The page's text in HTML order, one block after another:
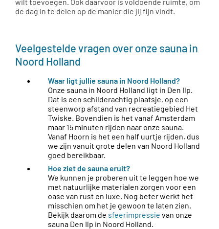
wilt toevoegen. Ook daarvoor is voldoende ruimte, om
de dag in te delen op de manier die jij fijn vindt.
Veelgestelde vragen over onze sauna in
Noord Holland
Waar ligt jullie sauna in Noord Holland?
Onze sauna in Noord Holland ligt in Den Ilp.
Dat is een schilderachtig plaatsje, op een
steenworp afstand van recreatiegebied Het
Twiske. Bovendien is het vanaf Amsterdam
maar 15 minuten rijden naar onze sauna.
Vanaf Hoorn is het een half uurtje rijden, dus
we zijn vanuit grote delen van Noord Holland
goed bereikbaar.
Hoe ziet de sauna eruit?
We kunnen je proberen uit te leggen hoe we
met natuurlijke materialen zorgen voor een
oase van rust en luxe. Nog beter werkt het
misschien om het je gewoon te laten zien.
Bekijk daarom de sfeerimpressie van onze
sauna Den Ilp in Noord Holland.